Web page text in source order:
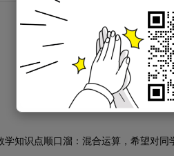
知识点顺口溜：混合运算，希望对同